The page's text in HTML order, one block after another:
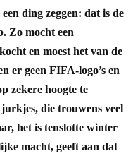
ding zeggen: dat is de
Zo mocht een
en moest het van de
er geen FIFA-logo’s en
zekere hoogte te
die trouwens veel
het is tenslotte winter
macht, geeft aan dat